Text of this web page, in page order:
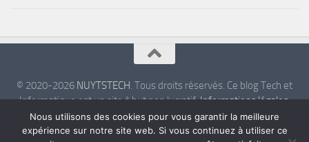
© 2020-2026 NUYTSTECH. Tous droits réservés. Ce blog Tech et
Informatique est un site à but non lucratif.Informations légales.
Politique de confidentialité.
Nous utilisons des cookies pour vous garantir la meilleure
expérience sur notre site web. Si vous continuez à utiliser ce